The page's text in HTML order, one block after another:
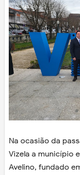
Na ocasião da
Vizela a município
Avelino, fundado